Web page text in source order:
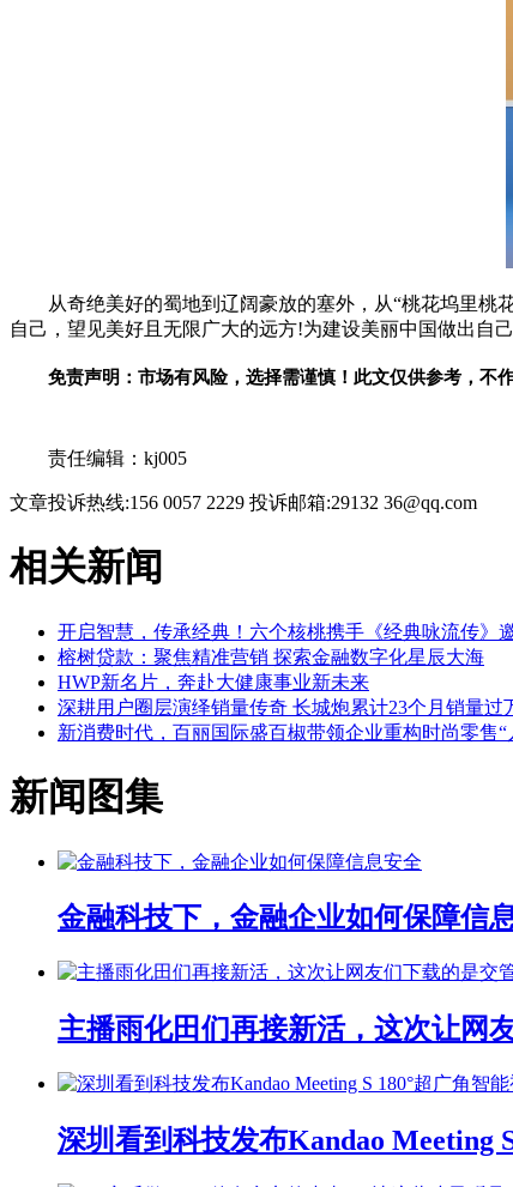
从奇绝美好的蜀地到辽阔豪放的塞外，从“桃花坞里桃
自己，望见美好且无限广大的远方!为建设美丽中国做出自
免责声明：市场有风险，选择需谨慎！此文仅供参考，不作
责任编辑：kj005
文章投诉热线:156 0057 2229 投诉邮箱:29132 36@qq.com
相关新闻
开启智慧，传承经典！六个核桃携手《经典咏流传》
榕树贷款：聚焦精准营销 探索金融数字化星辰大海
HWP新名片，奔赴大健康事业新未来
深耕用户圈层演绎销量传奇 长城炮累计23个月销量过
新消费时代，百丽国际盛百椒带领企业重构时尚零售“
新闻图集
金融科技下，金融企业如何保障信
主播雨化田们再接新活，这次让网
深圳看到科技发布Kandao Meeting